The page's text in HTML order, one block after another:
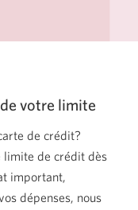
votre limite
de crédit?
limite de crédit dès
important,
dépenses, nous